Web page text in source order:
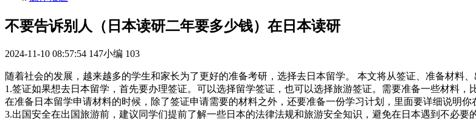
不要告诉别人（日本读研二年要多少钱）在日本读研
2024-11-10 08:57:54 147小编 103
随着社会的发展，越来越多的学生和家长为了更好的准备考研，选择去日本留学。 本文将从签证、准备材料
1.签证如果想去日本留学，首先要办理签证。可以选择留学签证，也可以选择旅游签证。需要准备一些材料
在准备日本留学申请材料的时候，除了签证申请需要的材料之外，还要准备一份学习计划，里面要详细说明
3.出国安全在出国旅游前，建议同学们提前了解一些日本的法律法规和旅游安全知识，避免在日本遇到不必